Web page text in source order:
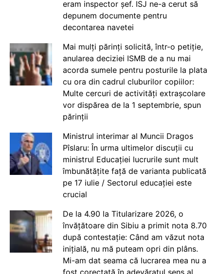
eram inspector șef. ISJ ne-a cerut să
depunem documente pentru
decontarea navetei
Mai mulți părinți solicită, într-o petiție,
anularea deciziei ISMB de a nu mai
acorda sumele pentru posturile la plata
cu ora din cadrul cluburilor copiilor:
Multe cercuri de activități extrașcolare
vor dispărea de la 1 septembrie, spun
părinții
Ministrul interimar al Muncii Dragos
Pîslaru: În urma ultimelor discuții cu
ministrul Educației lucrurile sunt mult
îmbunătățite față de varianta publicată
pe 17 iulie / Sectorul educației este
crucial
De la 4.90 la Titularizare 2026, o
învățătoare din Sibiu a primit nota 8.70
după contestație: Când am văzut nota
inițială, nu mă puteam opri din plâns.
Mi-am dat seama că lucrarea mea nu a
fost corectată în adevăratul sens al